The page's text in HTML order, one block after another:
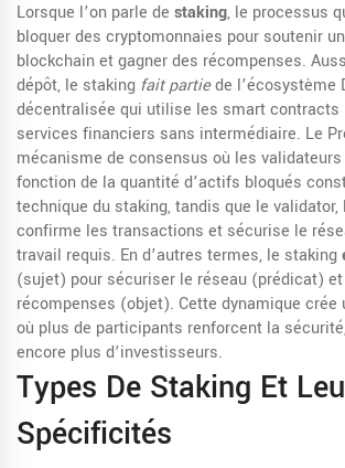
Lorsque l’on parle de staking, le processus
bloquer des cryptomonnaies pour soutenir
blockchain et gagner des récompenses.
dépôt, le staking fait partiede l’écosystème
décentralisée qui utilise les smart contracts
services financiers sans intermédiaire. Le
mécanisme de consensus où les
fonction de la quantité d’actifs bloqués
technique du staking, tandis que le validator,
confirme les transactions et sécurise le
travail requis. En d’autres termes, le staking
(sujet) pour sécuriser le réseau (prédicat)
récompenses (objet). Cette dynamique crée
où plus de participants renforcent la
encore plus d’investisseurs.
Types De Staking Et
Spécificités